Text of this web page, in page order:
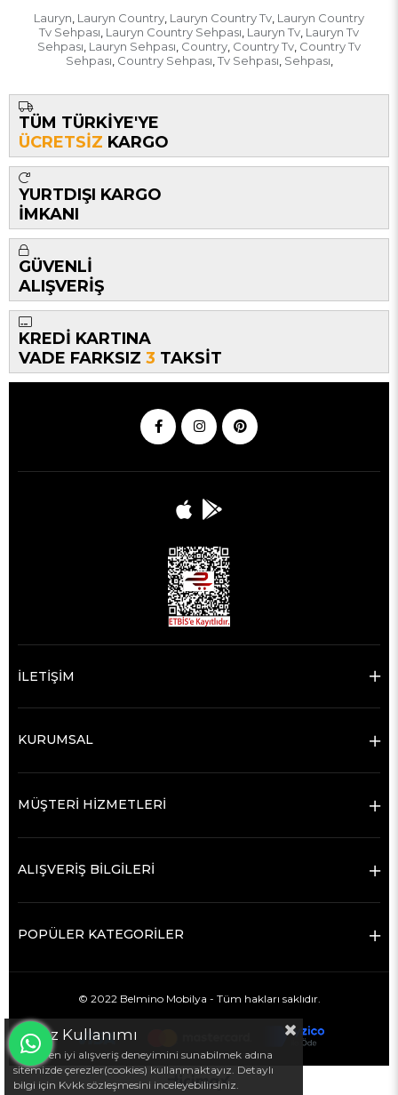
Lauryn Lauryn Country Lauryn Country Tv Lauryn Country
Tv Sehpası Lauryn Country Sehpası Lauryn Tv Lauryn Tv
Sehpası Lauryn Sehpası Country Country Tv Country Tv
Sehpası Country Sehpası Tv Sehpası Sehpası
TÜM TÜRKİYE'YE
ÜCRETSİZ KARGO
YURTDIŞI KARGO
İMKANI
GÜVENLİ
ALIŞVERİŞ
KREDİ KARTINA
VADE FARKSIZ 3 TAKSİT
İLETİŞİM
KURUMSAL
MÜŞTERİ HİZMETLERİ
ALIŞVERİŞ BİLGİLERİ
POPÜLER KATEGORİLER
© 2022 Belmino Mobilya - Tüm hakları saklıdır.
Çerez Kullanımı
Sizlere en iyi alışveriş deneyimini sunabilmek adına
sitemizde çerezler(cookies) kullanmaktayız. Detaylı
bilgi için Kvkk sözleşmesini inceleyebilirsiniz.